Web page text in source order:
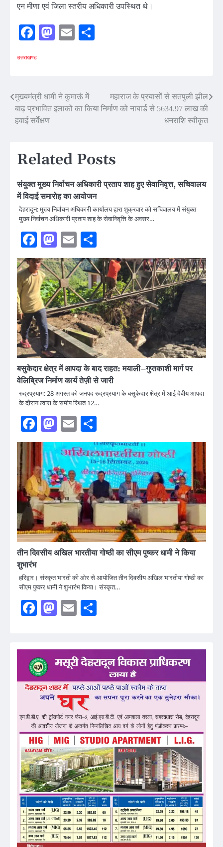
एन मीणा एवं जिला स्तरीय अधिकारी उपस्थित थे।
Facebook
Mastodon
Email
उत्तराखण्ड
Post
navigation
मुख्यमंत्री धामी ने कुमाऊं में
बाढ़ प्रभावित इलाकों का किया
हवाई सर्वेक्षण
महाराज के प्रयासों से सतपुली झील
निर्माण को नाबार्ड से 5634.97 लाख की
धनराशि स्वीकृत
Related Posts
संयुक्त मुख्य निर्वाचन अधिकारी प्रताप शाह हुए सेवानिवृत्त, सचिवालय
में विदाई समारोह का आयोजन
देहरादून: मुख्य निर्वाचन अधिकारी कार्यालय द्वारा शुक्रवार को सचिवालय में संयुक्त
मुख्य निर्वाचन अधिकारी प्रताप शाह के सेवानिवृत्ति के अवसर…
Facebook
Mastodon
Email
बसुकेदार क्षेत्र में आपदा के बाद राहत: मयाली–गुप्तकाशी मार्ग पर
वेलिब्रिज निर्माण कार्य तेज़ी से जारी
रुद्रप्रयाग: 28 अगस्त को जनपद रुद्रप्रयाग के बसुकेदार क्षेत्र में आई दैवीय आपदा
के दौरान ल्वारा के समीप स्थित 12…
Facebook
Mastodon
Email
तीन दिवसीय अखिल भारतीया गोष्ठी का सीएम पुष्कर धामी ने किया
शुभारंभ
हरिद्वार। संस्कृत भारती की ओर से आयोजित तीन दिवसीय अखिल भारतीया गोष्ठी का
सीएम पुष्कर धामी ने शुभारंभ किया। संस्कृत…
Facebook
Mastodon
Email